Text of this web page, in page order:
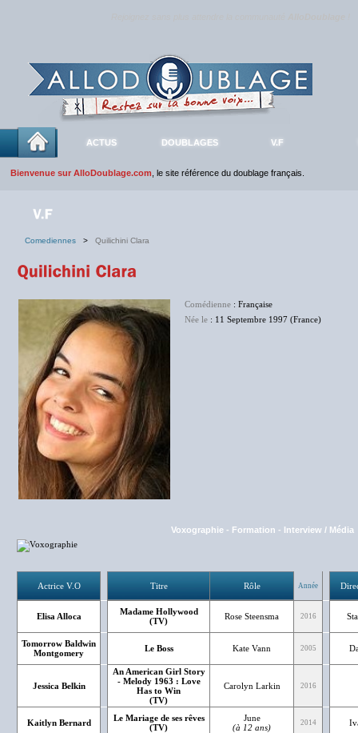
ACTUS DOUBLAGES V.F
Bienvenue sur AlloDoublage.com , le site référence du doublage français.
Comediennes > Quilichini Clara
Comédienne : Française
Née le : 11 Septembre 1997 (France)
Voxographie - Formation - Interview / Média
Actrice V.O Titre Rôle Année
Elisa Alloca
Madame Hollywood
(TV)
Rose Steensma 2016
Tomorrow Baldwin
Montgomery
Le Boss Kate Vann 2005
Jessica Belkin
An American Girl Story
- Melody 1963 : Love
Has to Win
(TV)
Carolyn Larkin 2016
Kaitlyn Bernard
Le Mariage de ses rêves
(TV)
June
(à 12 ans)
2014